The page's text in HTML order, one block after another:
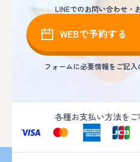
LINEでのお問い合わせ・
WEBで予約する
フォームに必要情報をご記入
各種お支払い方法をご